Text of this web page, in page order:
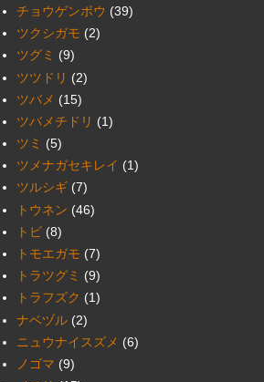
チョウゲンボウ (39)
ツクシガモ (2)
ツグミ (9)
ツツドリ (2)
ツバメ (15)
ツバメチドリ (1)
ツミ (5)
ツメナガセキレイ (1)
ツルシギ (7)
トウネン (46)
トビ (8)
トモエガモ (7)
トラツグミ (9)
トラフズク (1)
ナベヅル (2)
ニュウナイスズメ (6)
ノゴマ (9)